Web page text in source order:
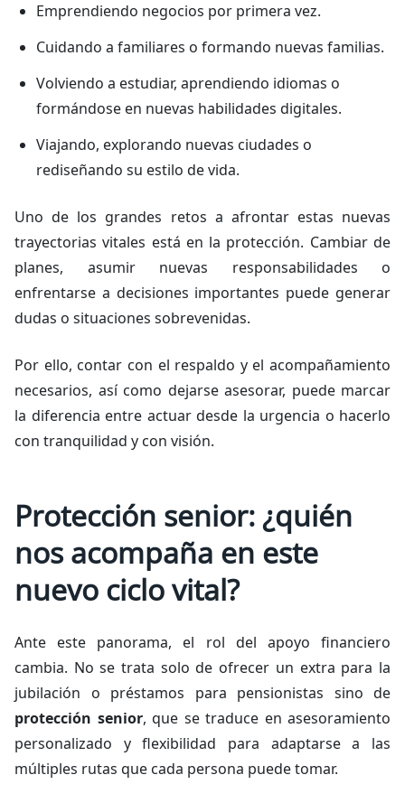
Emprendiendo negocios por primera vez.
Cuidando a familiares o formando nuevas familias.
Volviendo a estudiar, aprendiendo idiomas o
formándose en nuevas habilidades digitales.
Viajando, explorando nuevas ciudades o
rediseñando su estilo de vida.
Uno de los grandes retos a afrontar estas nuevas
trayectorias vitales está en la protección. Cambiar de
planes, asumir nuevas responsabilidades o
enfrentarse a decisiones importantes puede generar
dudas o situaciones sobrevenidas.
Por ello, contar con el respaldo y el acompañamiento
necesarios, así como dejarse asesorar, puede marcar
la diferencia entre actuar desde la urgencia o hacerlo
con tranquilidad y con visión.
Protección senior: ¿quién
nos acompaña en este
nuevo ciclo vital?
Ante este panorama, el rol del apoyo financiero
cambia. No se trata solo de ofrecer un extra para la
jubilación o préstamos para pensionistas sino de
protección senior, que se traduce en asesoramiento
personalizado y flexibilidad para adaptarse a las
múltiples rutas que cada persona puede tomar.